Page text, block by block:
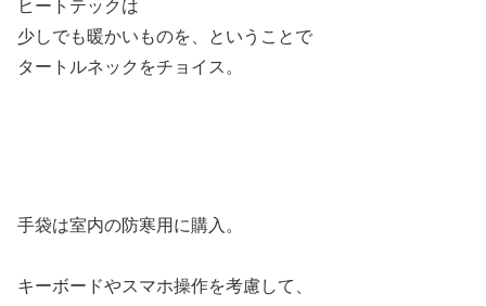
ヒートテックは
少しでも暖かいものを、ということで
タートルネックをチョイス。
手袋は室内の防寒用に購入。
キーボードやスマホ操作を考慮して、